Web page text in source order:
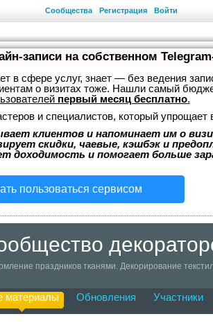
Сообщества Регистрация Войти
записи на собственном
в сфере услуг, знает — без ведения
о визитах тоже. Нашли самый
первый месяц бесплатно.
и специалистов, который упрощает
клиентов и напоминает им о
скидки, чаевые, кэшбэк и
доходимость и помогает больше
пользоваться сервисом
праздников тканями. Декорирование
материалы Обновления Участники